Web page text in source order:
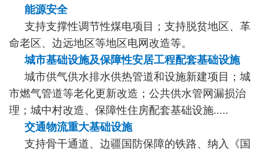
能源安全
支持支撑性调节性煤电项目；支持脱贫地区、革
命老区、边远地区等地区电网改造等。
城市基础设施及保障性安居工程配套基础设施
城市供气供水排水供热管道和设施新建项目；城
市燃气管道等老化更新改造；公共供水管网漏损治
理；城中村改造、保障性住房配套基础设施.....
交通物流重大基础设施
支持骨干通道、边疆国防保障的铁路、纳入《国